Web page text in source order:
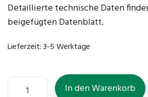
Detaillierte technische Daten
beigefügten Datenblatt.
Lieferzeit:3-5 Werktage
In den Warenkorb